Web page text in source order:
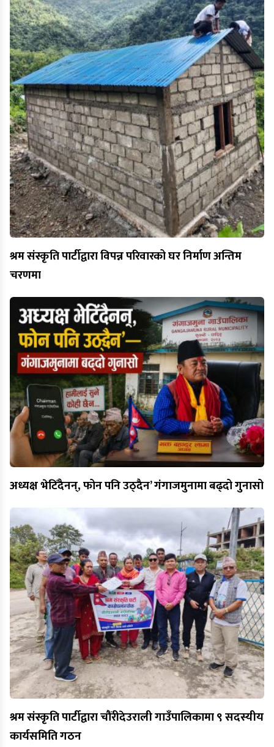
श्रम संस्कृति पार्टीद्वारा विपन्न परिवारको घर निर्माण अन्तिम
चरणमा
अध्यक्ष भेटिँदैनन्, फोन पनि उठ्दैन’ गंगाजमुनामा बढ्दो गुनासो
श्रम संस्कृति पार्टीद्वारा चौंरीदेउराली गाउँपालिकामा ९ सदस्यीय
कार्यसमिति गठन